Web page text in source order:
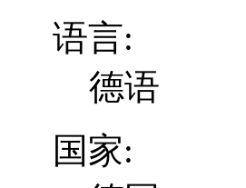
语言:
德语
国家: